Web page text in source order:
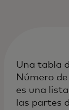
Una tabla
Número
es una
las partes